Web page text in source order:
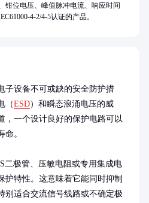
子设备不可或缺的安全防护措
（ESD）和瞬态浪涌电压的威
，一个设计良好的保护电路可以
命。
二极管、压敏电阻或专用集成电
护特性。这意味着它能同时抑制
别适合交流信号线路或不确定极
钳位电压、峰值脉冲电流、响应时间
4-2/4-5认证的产品。